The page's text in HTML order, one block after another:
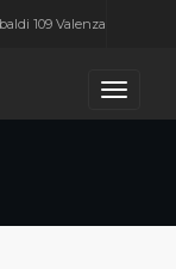
109 Valenza
Toggle